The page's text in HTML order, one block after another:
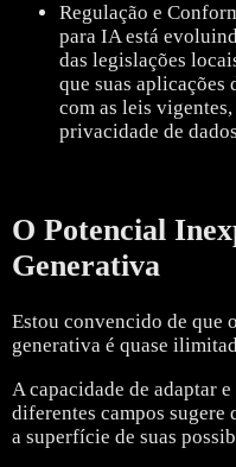
Regulação e
para IA está
das legislações
que suas aplicações
com as leis
privacidade de
O Potencial
Generativa
Estou convencido de que
generativa é quase
A capacidade de adaptar
diferentes campos sugere
a superfície de suas